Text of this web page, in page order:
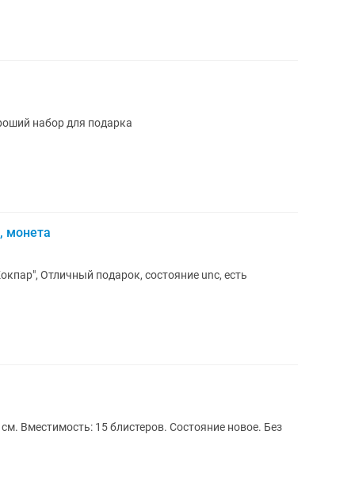
Серебро пруф блистер Хороший набор для подарка
монета
Вместимость: 15 блистеров. Состояние новое. Без